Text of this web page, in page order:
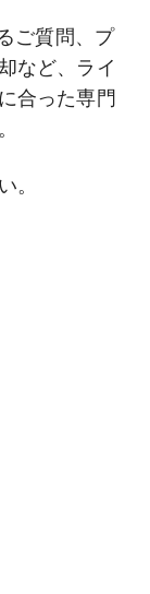
ご質問、プ
など、ライ
合った専門
。